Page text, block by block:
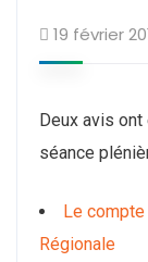
19 février
Deux avis ont
séance
Le
Régionale